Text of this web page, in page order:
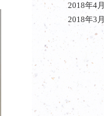
2018年4月
2018年3月